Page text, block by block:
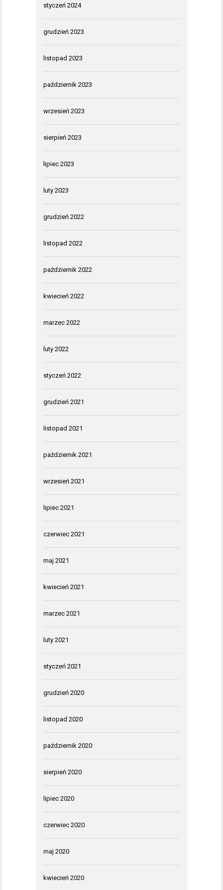
styczeń 2024
grudzień 2023
listopad 2023
październik 2023
wrzesień 2023
sierpień 2023
lipiec 2023
luty 2023
grudzień 2022
listopad 2022
październik 2022
kwiecień 2022
marzec 2022
luty 2022
styczeń 2022
grudzień 2021
listopad 2021
październik 2021
wrzesień 2021
lipiec 2021
czerwiec 2021
maj 2021
kwiecień 2021
marzec 2021
luty 2021
styczeń 2021
grudzień 2020
listopad 2020
październik 2020
sierpień 2020
lipiec 2020
czerwiec 2020
maj 2020
kwiecień 2020